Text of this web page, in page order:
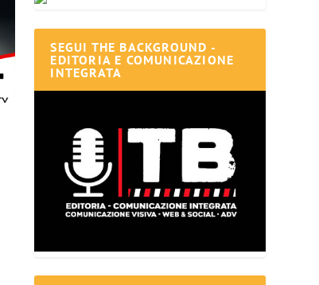
SEGUI THE BACKGROUND -
EDITORIA E COMUNICAZIONE
INTEGRATA